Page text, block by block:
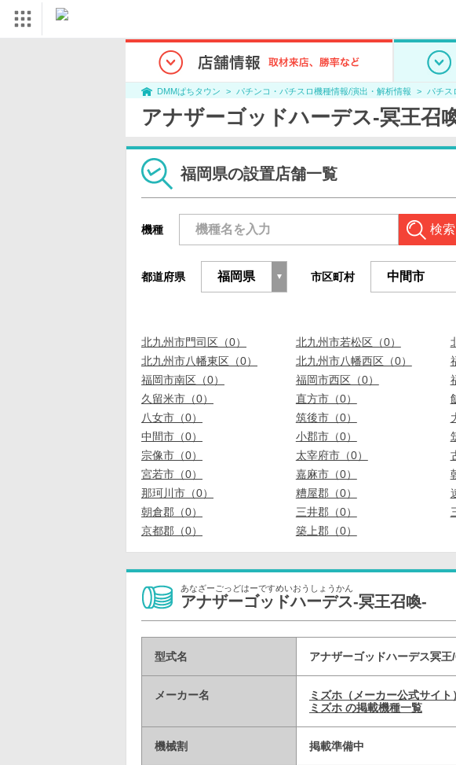
DMMぱちタウン パチンコ・パチスロ機種情報/演出・解析情報 パチス
アナザーゴッドハーデス-冥王召
福岡県の設置店舗一覧
機種 検索
都道府県 市区町村
北九州市門司区（0） 北九州市若松区（0）
北九州市八幡東区（0）
北九州市八幡西区（0）
福岡市南区（0）
福岡市西区（0）
久留米市（0）
直方市（0）
八女市（0）
筑後市（0）
中間市（0）
小郡市（0）
宗像市（0）
太宰府市（0）
宮若市（0）
嘉麻市（0）
那珂川市（0）
糟屋郡（0）
朝倉郡（0）
三井郡（0）
京都郡（0）
築上郡（0）
あなざーごっどはーですめいおうしょうかん
アナザーゴッドハーデス-冥王召喚-
型式名 アナザーゴッドハーデス冥王
メーカー名
ミズホ（メーカー公式サイト）
ミズホ の掲載機種一覧
機械割 掲載準備中